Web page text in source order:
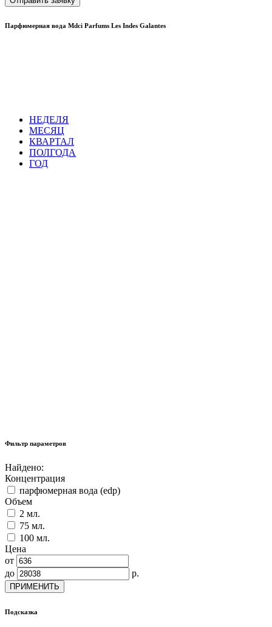
Парфюмерная вода Mdci Parfums Les Indes Galantes
НЕДЕЛЯ
МЕСЯЦ
КВАРТАЛ
ПОЛГОДА
ГОД
Фильтр параметров
Найдено:
Концентрация
парфюмерная вода (edp)
Объем
2 мл.
75 мл.
100 мл.
Цена
от
до
р.
ПРИМЕНИТЬ
Подсказка